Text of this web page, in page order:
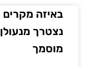
באיזה מקרים
נצטרך מנעולן
מוסמך